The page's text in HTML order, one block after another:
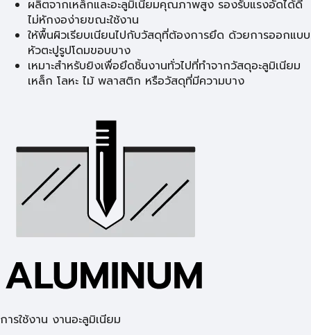
ผลิตจากเหล็กและอะลูมิเนียมคุณภาพสูง รองรับแรงอัดได้ดี
ไม่หักงอง่ายขณะใช้งาน
ให้พื้นผิวเรียบเนียนไปกับวัสดุที่ต้องการยึด ด้วยการออกแบบ
หัวตะปูรูปโดมขอบบาง
เหมาะสำหรับยิงเพื่อยึดชิ้นงานทั่วไปที่ทำจากวัสดุอะลูมิเนียม
เหล็ก โลหะ ไม้ พลาสติก หรือวัสดุที่มีความบาง
การใช้งาน งานอะลูมิเนียม